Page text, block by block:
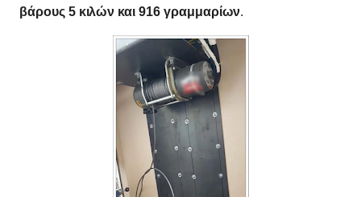
βάρους 5 κιλών και 916 γραμμαρίων.